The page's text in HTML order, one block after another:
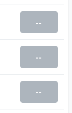
--
--
--